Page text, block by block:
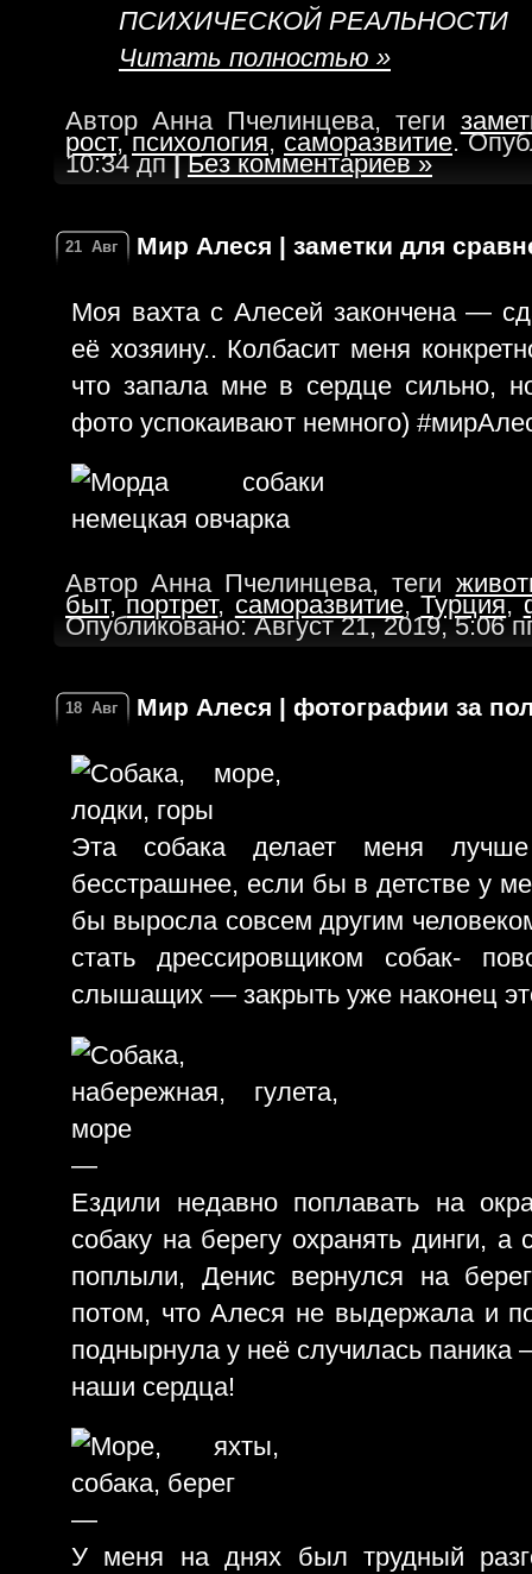
ПСИХИЧЕСКОЙ РЕАЛЬНОСТИ
Читать полностью »
Автор Анна Пчелинцева, теги
рост,психология, саморазвитие.
10:34 дп| Без комментариев »
21 Авг Мир Алеся | заметки для
Моя вахта с Алесей закончена —
её хозяину.. Колбасит меня
что запала мне в сердце сильно,
фото успокаивают немного)
Автор Анна Пчелинцева, теги
быт,портрет, саморазвитие,Турция,
Опубликовано: Август 21, 2019, 5:06
18 Авг Мир Алеся | фотографии за
Эта собака делает меня
бесстрашнее, если бы в детстве у
бы выросла совсем другим
стать дрессировщиком собак-
слышащих — закрыть уже наконец
—
Ездили недавно поплавать на
собаку на берегу охранять динги,
поплыли, Денис вернулся на
потом, что Алеся не выдержала и
поднырнула у неё случилась паника
наши сердца!
—
У меня на днях был трудный